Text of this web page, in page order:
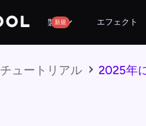
製品
新規 エフェクト
チュートリアル 2025年